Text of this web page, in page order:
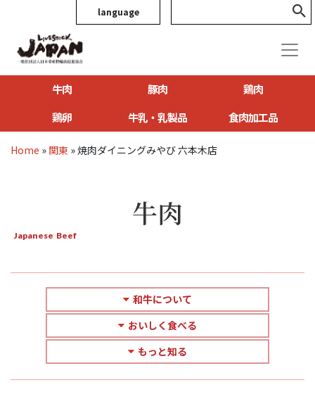
language
牛肉 豚肉
鶏肉
鶏卵
牛乳・乳製品 食肉加工品
Home » 関東 »焼肉ダイニングみやび 六本木店
牛肉
Japanese Beef
和牛について
おいしく食べる
もっと知る